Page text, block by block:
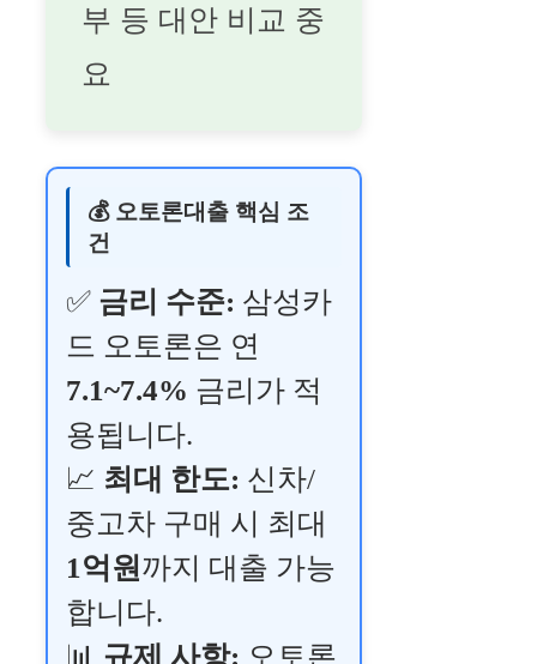
부 등 대안 비교 중
요
💰 오토론대출 핵심 조
건
✅ 금리 수준: 삼성카
드 오토론은 연
7.1~7.4% 금리가 적
용됩니다.
📈 최대 한도: 신차/
중고차 구매 시 최대
1억원 까지 대출 가능
합니다.
📊 규제 사항: 오토론